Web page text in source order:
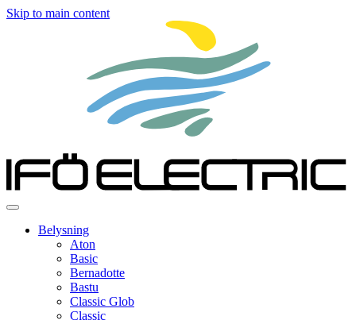
Skip to main content
Belysning
Aton
Basic
Bernadotte
Bastu
Classic Glob
Classic